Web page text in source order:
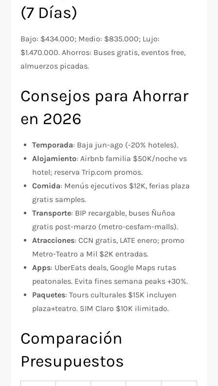
(7 Días)
Bajo: $434.000; Medio: $835.000; Lujo:
$1.470.000. Ahorros: Buses gratis, eventos free,
almuerzos picadas.
Consejos para Ahorrar
en 2026
Temporada: Baja jun-ago (-20% hoteles).​
Alojamiento: Airbnb familia $50K/noche vs
hotel; reserva Trip.com promos.
Comida: Menús ejecutivos $12K, ferias plaza
gratis samples.​
Transporte: BIP recargable, buses Ñuñoa
gratis post-marzo (metro-cesfam-malls).​
Atracciones: CCN gratis, LATE enero; promo
Metro-Teatro a Mil $2K entradas.
Apps: UberEats deals, Google Maps rutas
peatonales. Evita fines semana peaks +30%.​
Paquetes: Tours culturales $15K incluyen
plaza+teatro. SIM Claro $10K ilimitado.
Comparación
Presupuestos